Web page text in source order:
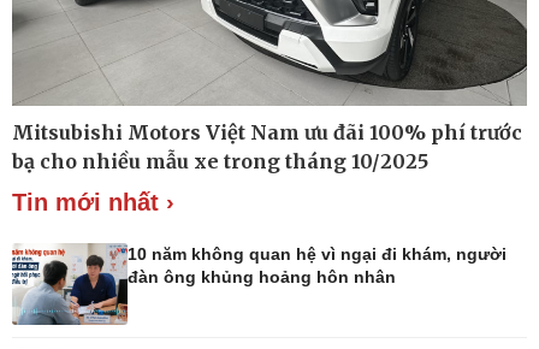
Biển đảo
Thế giới
Quan sát
Cuộc sống đó đây
Multimedia
Ảnh
Infographic
Mitsubishi Motors Việt Nam ưu đãi 100% phí trước
bạ cho nhiều mẫu xe trong tháng 10/2025
Tin mới nhất ›
10 năm không quan hệ vì ngại đi khám, người
đàn ông khủng hoảng hôn nhân